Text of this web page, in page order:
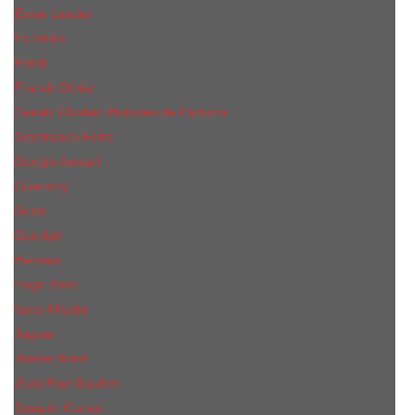
Еsteе Lаudеr
Ex Nihilo
Fendi
Franck Olivier
Gerald Ghislain Histoires de Parfums
Gianfranco Ferre
Giorgio Armani
Givenchy
Gucci
Guerlain
Hermes
Hugo Boss
Issey Miyake
Jaguar
James Bond
Jean Paul Gaultier
Joaquin Сortes